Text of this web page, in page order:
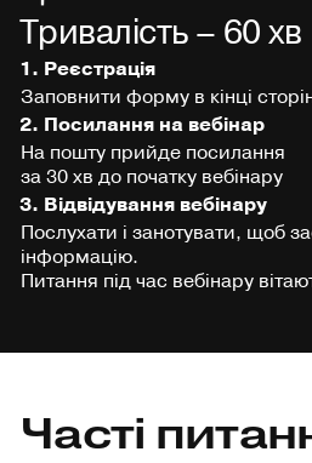
Тривалість – 60 хв
1. Реєстрація
Заповнити форму в кінці
2. Посилання на вебінар
На пошту прийде посилання
за 30 хв до початку вебінару
3. Відвідування вебінару
Послухати і занотувати, щоб
інформацію.
Питання під час вебінару
Часті